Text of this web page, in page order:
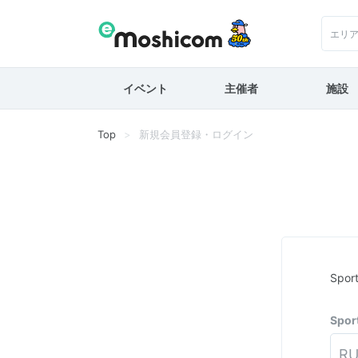
エリ
イベント 主催者 施設
Top 新規会員登録・ログイン